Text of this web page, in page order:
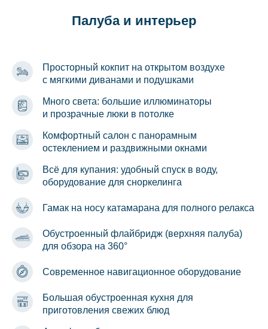
Палуба и интерьер
Просторный кокпит на открытом воздухе
с мягкими диванами и подушками
Много света: большие иллюминаторы
и прозрачные люки в потолке
Комфортный салон с панорамным
остеклением и раздвижными окнами
Всё для купания: удобный спуск в воду,
оборудование для сноркелинга
Гамак на носу катамарана для полного релакса
Обустроенный флайбридж (верхняя палуба)
для обзора на 360°
Современное навигационное оборудование
Большая обустроенная кухня для
приготовления свежих блюд